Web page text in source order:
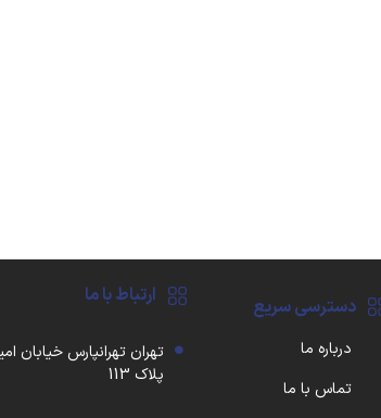
دسترسی سریع
درباره ما
تماس با ما
ارتباط با ما
تهران تهرانپارس خیابان
پلاک 113